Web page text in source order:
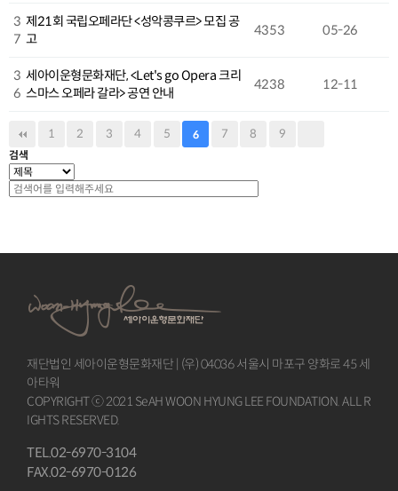
3
7
제21회 국립오페라단 <성악콩쿠르> 모집 공
고
4353 05-26
3
6
세아이운형문화재단, <Let's go Opera 크리
스마스 오페라 갈라> 공연 안내
4238 12-11
1 2 3 4 5 6 7 8 9
검색
재단법인 세아이운형문화재단 | (우) 04036 서울시 마포구 양화로 45 세
아타워
COPYRIGHT ⓒ 2021 SeAH WOON HYUNG LEE FOUNDATION. ALL R
IGHTS RESERVED.
TEL.02-6970-3104
FAX.02-6970-0126